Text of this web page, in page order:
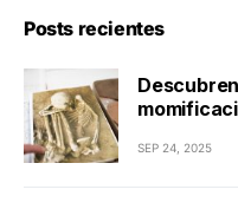
Posts recientes
SEP 24, 2025